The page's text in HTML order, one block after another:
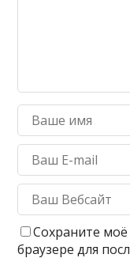
Сохраните моё
браузере для